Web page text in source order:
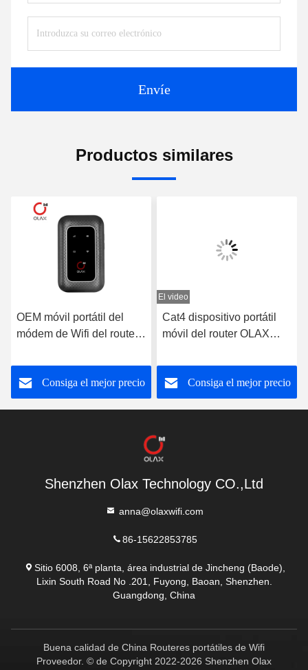
Envíe
Productos similares
OEM móvil portátil del
módem de Wifi del router
OLAX WD680 4g Lte
Consiga el mejor precio
El video
Cat4 dispositivo portátil
móvil del router OLAX
Wifi
Consiga el mejor precio
Shenzhen Olax Technology CO.,Ltd
anna@olaxwifi.com
86-15622853785
Sitio 6008, 6ª planta, área industrial de Jincheng (Baode),
Lixin South Road No .201, Fuyong, Baoan, Shenzhen.
Guangdong, China
Buena calidad de China Routeres portátiles de Wifi
Proveedor. © de Copyright 2022-2026 Shenzhen Olax